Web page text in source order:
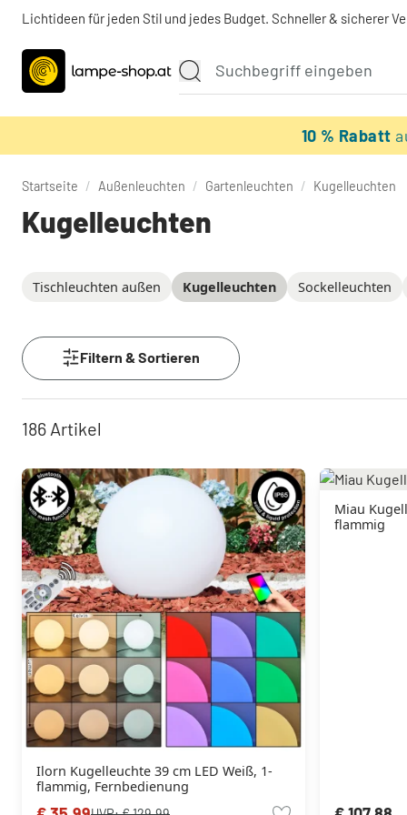
Lichtideen für jeden Stil und jedes Budget. Schneller & sicherer
10 % Rabatt
Startseite / Außenleuchten / Gartenleuchten / Kugelleuchten
Kugelleuchten
Tischleuchten außen Kugelleuchten Sockelleuchten
Filtern & Sortieren
186 Artikel
Ilorn Kugelleuchte 39 cm LED Weiß, 1-
flammig, Fernbedienung
Miau
flammig